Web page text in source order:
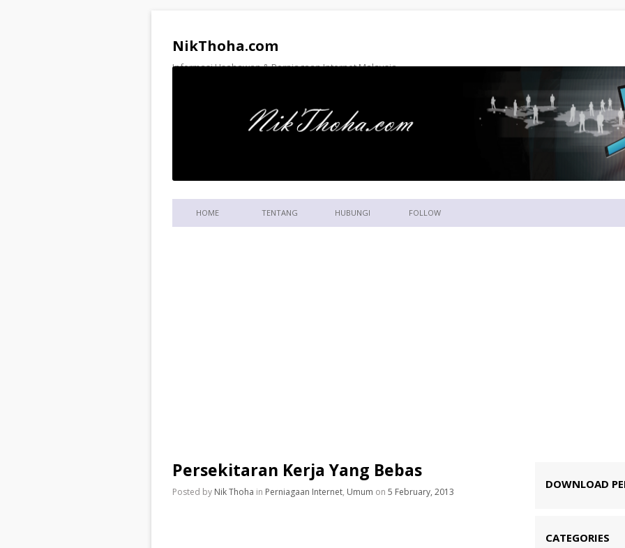
NikThoha.com
Informasi Usahawan & Perniagaan Internet Malaysia
Skip to content
HOME TENTANG HUBUNGI FOLLOW
Persekitaran Kerja Yang Bebas
Posted by Nik Thoha in Perniagaan Internet, Umum on 5 February, 2013
DOWNLOAD
CATEGORIES